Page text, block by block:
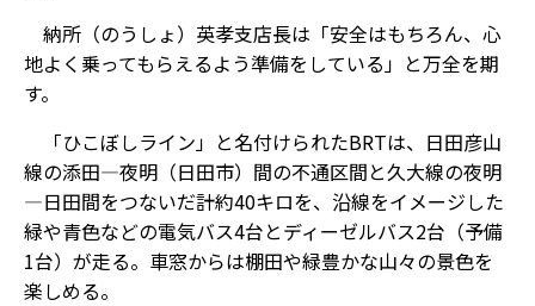
納所（のうしょ）英孝支店長は「安全はもちろん、心
地よく乗ってもらえるよう準備をしている」と万全を期
す。
「ひこぼしライン」と名付けられたBRTは、日田彦山
線の添田―夜明（日田市）間の不通区間と久大線の夜明
―日田間をつないだ計約40キロを、沿線をイメージした
緑や青色などの電気バス4台とディーゼルバス2台（予備
1台）が走る。車窓からは棚田や緑豊かな山々の景色を
楽しめる。